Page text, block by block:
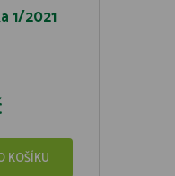
1/2021
KOŠÍKU